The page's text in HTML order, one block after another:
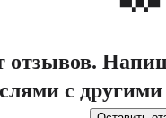
отзывов.
с другими